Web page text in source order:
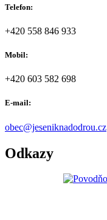
Telefon:
+420 558 846 933
Mobil:
+420 603 582 698
E-mail:
obec@jeseniknadodrou.cz
Odkazy